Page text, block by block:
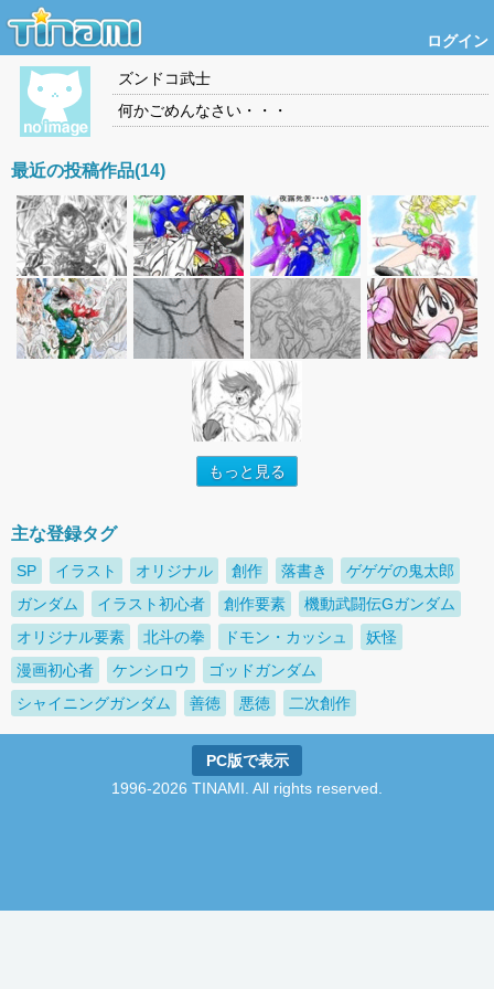
ログイン
ズンドコ武士
何かごめんなさい・・・
最近の投稿作品(14)
もっと見る
主な登録タグ
SP イラスト オリジナル 創作 落書き
ゲゲゲの鬼太郎
ガンダム
イラスト初心者 創作要素
機動武闘伝Gガンダム
オリジナル要素
北斗の拳 ドモン・カッシュ
妖怪
漫画初心者
ケンシロウ
ゴッドガンダム
シャイニングガンダム
善徳 悪徳 二次創作
PC版で表示
1996-2026 TINAMI. All rights reserved.